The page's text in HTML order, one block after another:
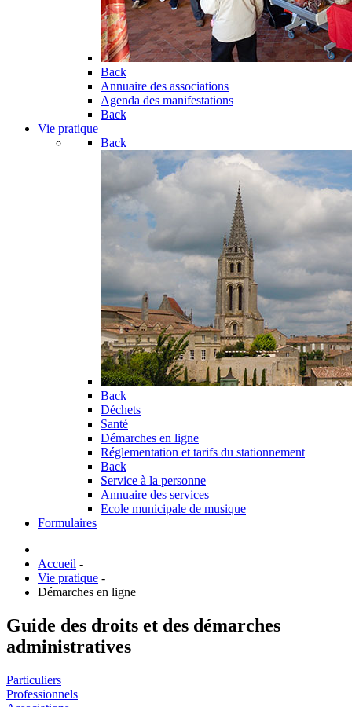
Back
Annuaire des associations
Agenda des manifestations
Back
Vie pratique
Back
Back
Déchets
Santé
Démarches en ligne
Réglementation et tarifs du stationnement
Back
Service à la personne
Annuaire des services
Ecole municipale de musique
Formulaires
Accueil -
Vie pratique -
Démarches en ligne
Guide des droits et des démarches
administratives
Particuliers
Professionnels